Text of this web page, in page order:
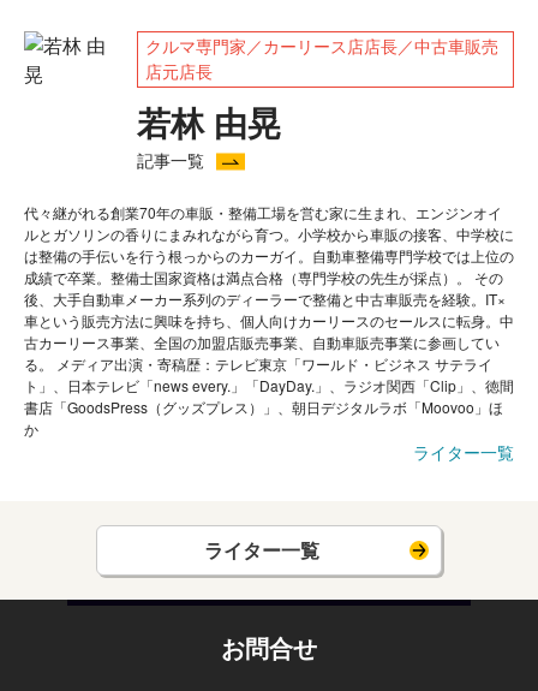
クルマ専門家／カーリース店店長／中古車販売
店元店長
若林 由晃
記事一覧
代々継がれる創業70年の車販・整備工場を営む家に生まれ、エンジンオイ
ルとガソリンの香りにまみれながら育つ。小学校から車販の接客、中学校に
は整備の手伝いを行う根っからのカーガイ。自動車整備専門学校では上位の
成績で卒業。整備士国家資格は満点合格（専門学校の先生が採点）。 その
後、大手自動車メーカー系列のディーラーで整備と中古車販売を経験。IT×
車という販売方法に興味を持ち、個人向けカーリースのセールスに転身。中
古カーリース事業、全国の加盟店販売事業、自動車販売事業に参画してい
る。 メディア出演・寄稿歴：テレビ東京「ワールド・ビジネス サテライ
ト」、日本テレビ「news every.」「DayDay.」、ラジオ関西「Clip」、徳間
書店「GoodsPress（グッズプレス）」、朝日デジタルラボ「Moovoo」ほ
か
ライター一覧
ライター一覧
お問合せ